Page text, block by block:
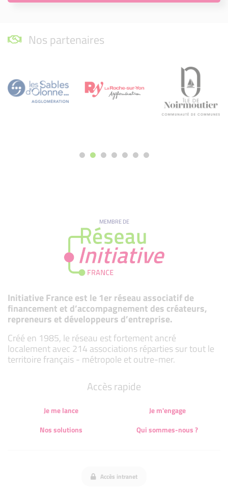
Nos partenaires
MEMBRE DE
Initiative France est le 1er réseau associatif de
financement et d’accompagnement des créateurs,
repreneurs et développeurs d’entreprise.
Créé en 1985, le réseau est fortement ancré
localement avec 214 associations réparties sur tout le
territoire français - métropole et outre-mer.
Accès rapide
Je me lance
Je m'engage
Nos solutions
Qui sommes-nous ?
Accès intranet